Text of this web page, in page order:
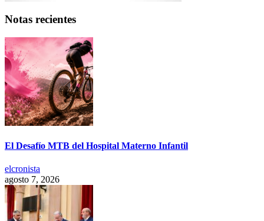
Notas recientes
El Desafío MTB del Hospital Materno Infantil
elcronista
agosto 7, 2026